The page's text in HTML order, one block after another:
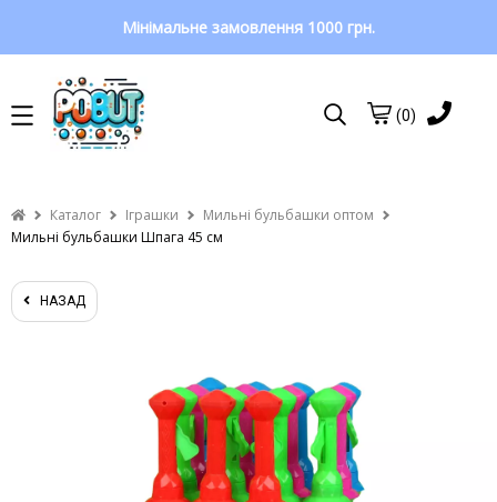
Мінімальне замовлення 1000 грн.
(0)
Каталог Іграшки
Мильні бульбашки оптом
Мильні бульбашки Шпага 45 см
НАЗАД